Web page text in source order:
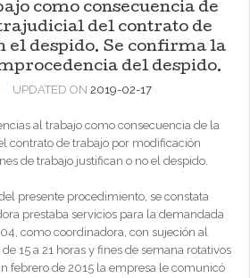
como consecuencia de
del contrato de
el despido. Se confirma la
del despido.
UPDATED ON 2019-02-17
al trabajo como consecuencia de la
contrato de trabajo por modificación
de trabajo justifican o no el despido.
presente procedimiento, se constata
prestaba servicios para la demandada
como coordinadora, con sujeción al
15 a 21 horas y fines de semana rotativos
febrero de 2015 la empresa le comunicó